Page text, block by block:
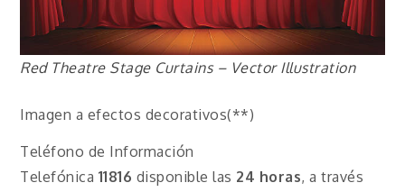
Red Theatre Stage Curtains – Vector Illustration
Imagen a efectos decorativos(**)
Teléfono de Información
Telefónica 11816 disponible las 24 horas, a través